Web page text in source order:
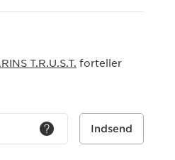
T.R.U.S.T. forteller
Indsend